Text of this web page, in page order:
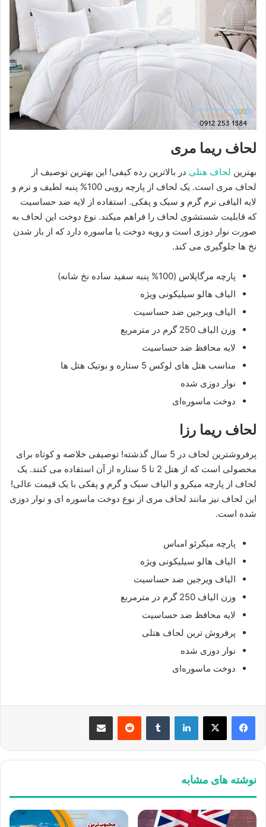
لحاف ریما مری
بهترین لحاف هتلی در بالاترین رده کیفی! این بهترین توصیف از
لحاف مری است. یک لحاف از پارچه رویی 100% پنبه لطیف و نرم و
لایه الیافی نرم گرم و سبک و پفکی. استفاده از لایه ضد حساسیت
که قابلیت شستشوی لحاف را فراهم میکند. نوع دوخت این لحاف به
صورت نوار دوزی است و رویه دوخت با ماسوره دارد که از باز شدن
نخ ها جلوگیری می کند.
پارچه مرگاپلاس (100% پنبه سفید ساده نخ شانه)
الیاف هالو سیلیکونی ویژه
الیاف ویرجین ضد حساسیت
وزن الیاف 250 گرم در مترمربع
لایه محافظ ضد حساسیت
مناسب هتل های لوکس 5 ستاره و بوتیک هتل ها
نوار دوزی شده
دوخت ماسوره‌ای
لحاف ریما رزا
پرفروشترین لحاف در 5 سال گذشته! توصیفی خلاصه و کوتاه برای
محصولی است که از هتل 2 تا 5 ستاره از آن استفاده می کنند. یک
لحاف از پارچه میکرو و الیاف سبک و گرم و پفکی با یک قیمت عالی!
این لحاف نیز مانند لحاف مری از نوع دوخت ماسوره ای و نوار دوزی
شده است.
پارچه میکرئو امباس
الیاف هالو سیلیکونی ویژه
الیاف ویرجین ضد حساسیت
وزن الیاف 250 گرم در مترمربع
لایه محافظ ضد حساسیت
پرفروش ترین لحاف هتلی
نوار دوزی شده
دوخت ماسوره‌ای
لینکدین ‫تامبلر ‫رددیت اشتراک گذاری از طریق ایمیل
نوشته های مشابه